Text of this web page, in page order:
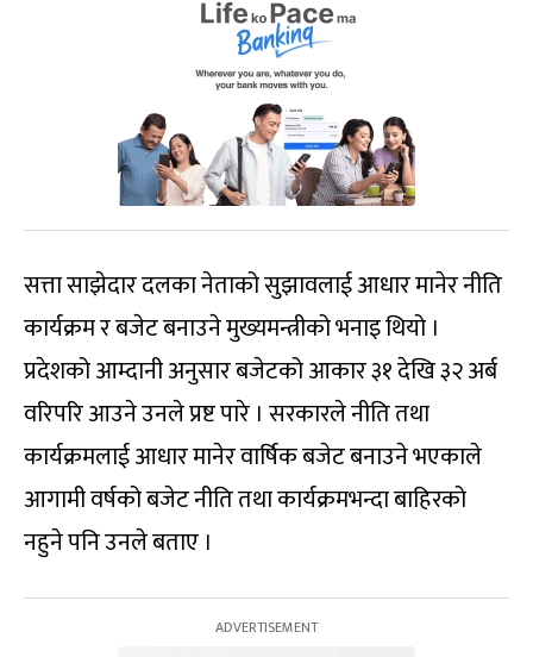
सत्ता साझेदार दलका नेताको सुझावलाई आधार मानेर नीति
कार्यक्रम र बजेट बनाउने मुख्यमन्त्रीको भनाइ थियो ।
प्रदेशको आम्दानी अनुसार बजेटको आकार ३१ देखि ३२ अर्ब
वरिपरि आउने उनले प्रष्ट पारे । सरकारले नीति तथा
कार्यक्रमलाई आधार मानेर वार्षिक बजेट बनाउने भएकाले
आगामी वर्षको बजेट नीति तथा कार्यक्रमभन्दा बाहिरको
नहुने पनि उनले बताए ।